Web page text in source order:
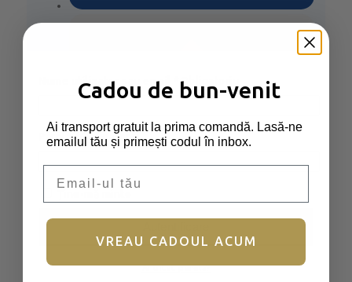
Plată sigură și securizată garantată
Nume utilizator sau email Obligatoriu
Parolă*Obligatoriu
Ai uitat parola?
Cadou de bun-venit
Ai transport gratuit la prima comandă. Lasă-ne
emailul tău și primești codul în inbox.
VREAU CADOUL ACUM